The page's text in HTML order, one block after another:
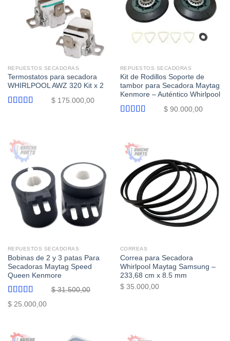
REPUESTOS SECADORAS
Termostatos para secadora
WHIRLPOOL AWZ 320 Kit x 2
$175.000,00
REPUESTOS SECADORAS
Kit de Rodillos Soporte de
tambor para Secadora Maytag
Kenmore – Auténtico Whirlpool
$90.000,00
REPUESTOS SECADORAS
Bobinas de 2 y 3 patas Para
Secadoras Maytag Speed
Queen Kenmore
Valorado
con
de
$31.500,00
El
era:
$25.000,00El
CORREAS
Correa para Secadora
Whirlpool Maytag Samsung –
233,68 cm x 8.5 mm
$35.000,00